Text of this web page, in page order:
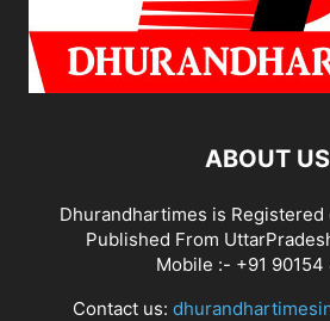
ABOUT US
Dhurandhartimes is Registered
Published From
Mobile :- +91 90154
Contact us: